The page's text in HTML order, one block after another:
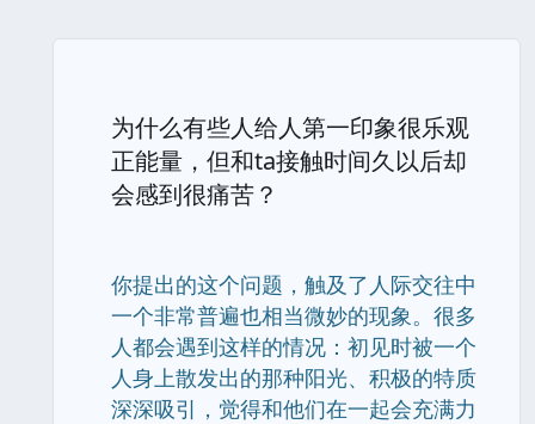
为什么有些人给人第一印象很乐观
正能量，但和ta接触时间久以后却
会感到很痛苦？
你提出的这个问题，触及了人际交往中
一个非常普遍也相当微妙的现象。很多
人都会遇到这样的情况：初见时被一个
人身上散发出的那种阳光、积极的特质
深深吸引，觉得和他们在一起会充满力